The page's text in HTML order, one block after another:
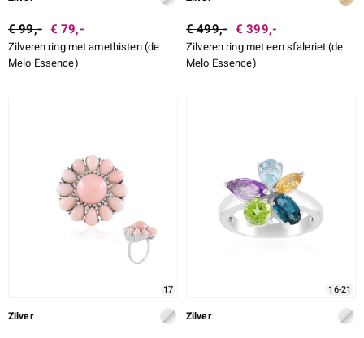
€ 99,- € 79,-
Zilveren ring met amethisten (de
Melo Essence)
€ 499,- € 399,-
Zilveren ring met een sfaleriet (de
Melo Essence)
17
Zilver
16-21
Zilver